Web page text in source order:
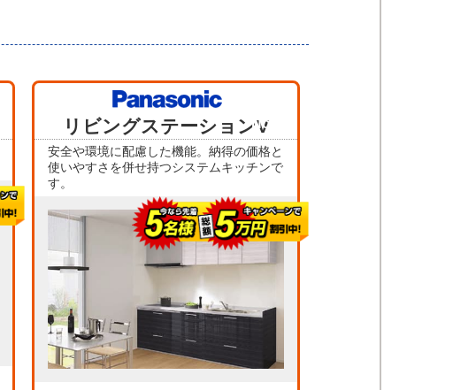
リビングステーションV
安全や環境に配慮した機能。納得の価格と
使いやすさを併せ持つシステムキッチンで
す。
No.3